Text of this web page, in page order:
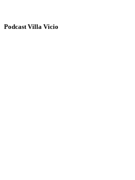
Podcast Villa Vicio